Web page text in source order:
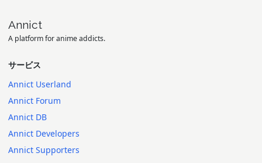
Annict
A platform for anime addicts.
サービス
Annict Userland
Annict Forum
Annict DB
Annict Developers
Annict Supporters